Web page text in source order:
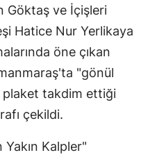
Göktaş ve İçişleri
Hatice Nur Yerlikaya
öne çıkan
"gönül
plaket takdim ettiği
çekildi.
Kalpler"